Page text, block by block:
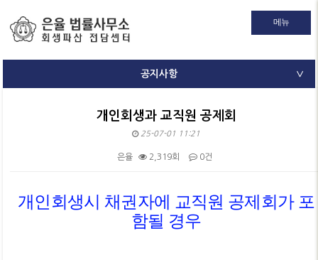
메뉴
공지사항 ∨
개인회생과 교직원 공제회
25-07-01 11:21
은율 2,319회 0건
개인회생시 채권자에 교직원 공제회가 포
함될 경우